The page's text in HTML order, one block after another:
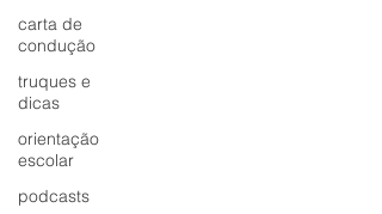
carta de
condução
truques e
dicas
orientação
escolar
podcasts